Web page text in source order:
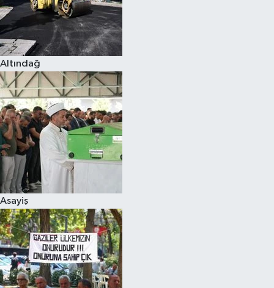
Altındağ
Asayiş